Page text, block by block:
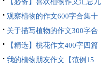
篇观察植物的作文600字合集十
篇关于描写植物的作文300字合
集九篇
【精选】桃花作文400字四篇
我的植物朋友作文【范例15